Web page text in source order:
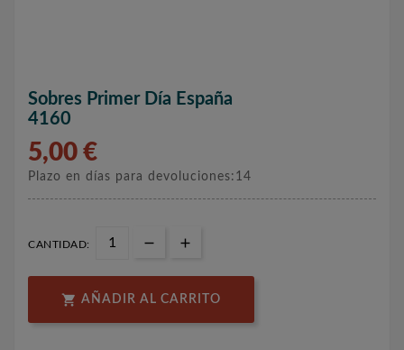
Sobres Primer Día España
4160
5,00 €
Plazo en días para devoluciones:14
CANTIDAD:
 AÑADIR AL CARRITO